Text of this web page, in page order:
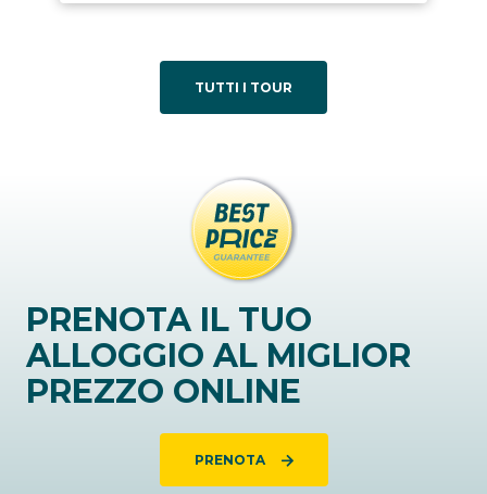
TUTTI I TOUR
PRENOTA IL TUO
ALLOGGIO AL MIGLIOR
PREZZO ONLINE
PRENOTA